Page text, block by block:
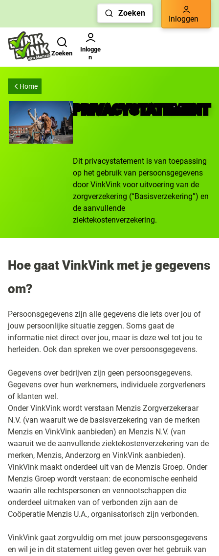
snelle
navigatie
Zoeken
Inloggen
Zoeken
Inlogge
n
Home
PRIVACYSTATEMENT
Dit privacystatement is van toepassing
op het gebruik van persoonsgegevens
door VinkVink voor uitvoering van de
zorgverzekering (“Basisverzekering”) en
de aanvullende
ziektekostenverzekering.
Hoe gaat VinkVink met je gegevens
om?
Persoonsgegevens zijn alle gegevens die iets over jou of
jouw persoonlijke situatie zeggen. Soms gaat de
informatie niet direct over jou, maar is deze wel tot jou te
herleiden. Ook dan spreken we over persoonsgegevens.
Gegevens over bedrijven zijn geen persoonsgegevens.
Gegevens over hun werknemers, individuele zorgverleners
of klanten wel.
Onder VinkVink wordt verstaan Menzis Zorgverzekeraar
N.V. (van waaruit we de basisverzekering van de merken
Menzis en VinkVink aanbieden) en Menzis N.V. (van
waaruit we de aanvullende ziektekostenverzekering van de
merken, Menzis, Anderzorg en VinkVink aanbieden).
VinkVink maakt onderdeel uit van de Menzis Groep. Onder
Menzis Groep wordt verstaan: de economische eenheid
waarin alle rechtspersonen en vennootschappen die
onderdeel uitmaken van of verbonden zijn aan de
Coöperatie Menzis U.A., organisatorisch zijn verbonden.
VinkVink gaat zorgvuldig om met jouw persoonsgegevens
en wil je in dit statement uitleg geven over het gebruik van